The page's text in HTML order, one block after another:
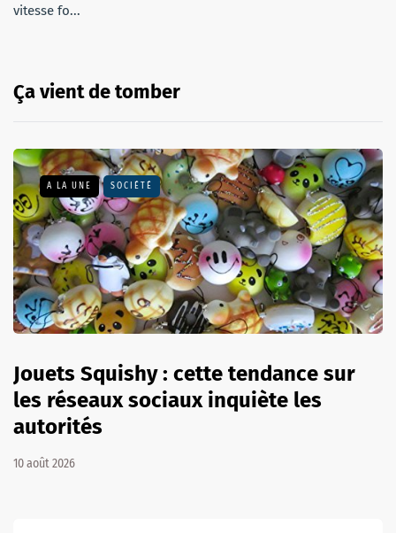
vitesse fo...
Ça vient de tomber
A LA UNE SOCIÉTÉ
Jouets Squishy : cette tendance sur
les réseaux sociaux inquiète les
autorités
10 août 2026